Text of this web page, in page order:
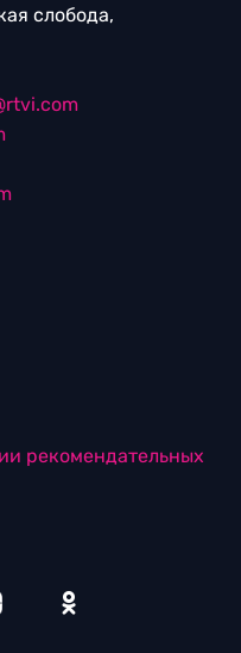
слобода,
рекомендательных